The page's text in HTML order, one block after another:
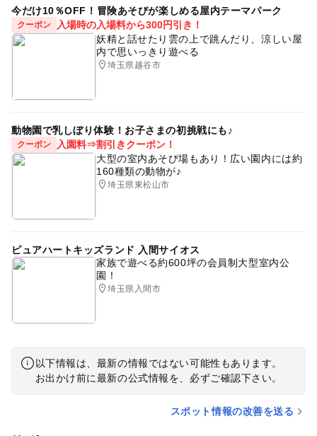
今だけ10％OFF！冒険あそびが楽しめる屋内テーマパーク
クーポン
入場時の入場料から300円引き！
妖精と話せたり雲の上で跳んだり、涼しい屋
内で思いっきり遊べる
埼玉県越谷市
動物園で乳しぼり体験！お子さまの初挑戦にも♪
クーポン
入園料⇒割引きクーポン！
大型の室内あそび場もあり！広い園内には約
160種類の動物が♪
埼玉県東松山市
ピュアハートキッズランド 入間サイオス
家族で遊べる約600坪の会員制大型室内公
園！
埼玉県入間市
以下情報は、最新の情報ではない可能性もあります。
お出かけ前に最新の公式情報を、必ずご確認下さい。
スポット情報の改善を送る